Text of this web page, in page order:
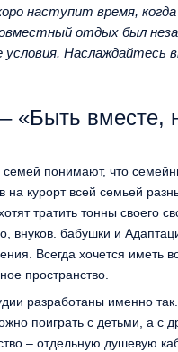
наступит время,
отдых был
Наслаждайтесь
«Быть вместе,
понимают, что
курорт всей семьей
тратить тонны своего
внуков. бабушки и
Всегда хочется иметь
пространство.
разработаны именно
поиграть с детьми, а с
– отдельную душевую